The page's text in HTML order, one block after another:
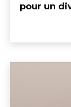
pour un